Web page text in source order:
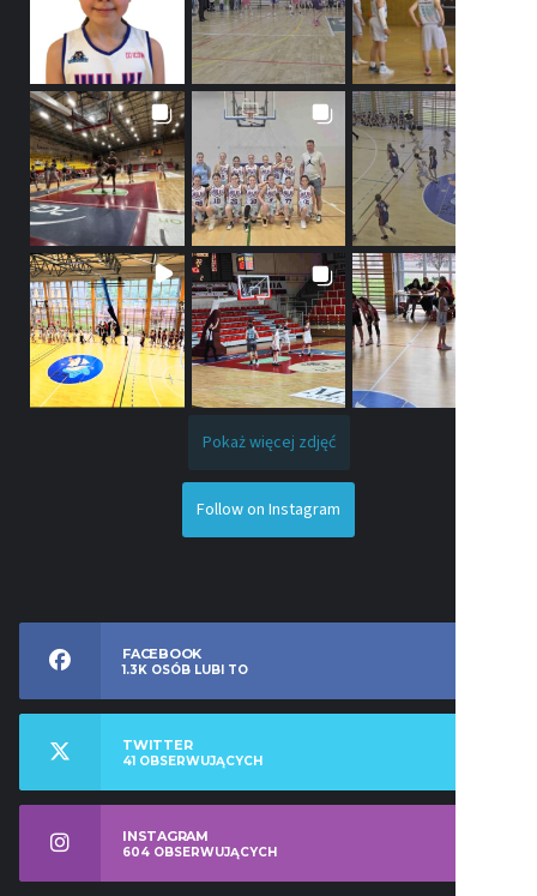
Pokaż więcej zdjęć
Follow on Instagram
FACEBOOK
1.3K OSÓB LUBI TO
TWITTER
41 OBSERWUJĄCYCH
INSTAGRAM
604 OBSERWUJĄCYCH